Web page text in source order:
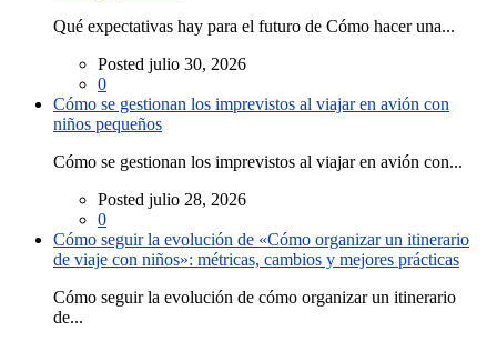
Qué expectativas hay para el futuro de Cómo hacer una...
Posted julio 30, 2026
0
Cómo se gestionan los imprevistos al viajar en avión con
niños pequeños
Cómo se gestionan los imprevistos al viajar en avión con...
Posted julio 28, 2026
0
Cómo seguir la evolución de «Cómo organizar un itinerario
de viaje con niños»: métricas, cambios y mejores prácticas
Cómo seguir la evolución de cómo organizar un itinerario
de...